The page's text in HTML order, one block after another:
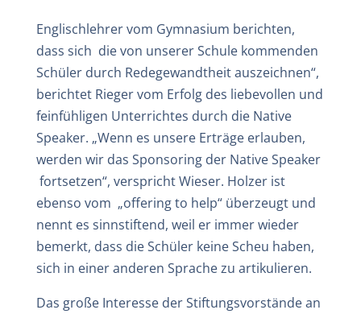
Englischlehrer vom Gymnasium berichten,
dass sich die von unserer Schule kommenden
Schüler durch Redegewandtheit auszeichnen“,
berichtet Rieger vom Erfolg des liebevollen und
feinfühligen Unterrichtes durch die Native
Speaker. „Wenn es unsere Erträge erlauben,
werden wir das Sponsoring der Native Speaker
fortsetzen“, verspricht Wieser. Holzer ist
ebenso vom „offering to help“ überzeugt und
nennt es sinnstiftend, weil er immer wieder
bemerkt, dass die Schüler keine Scheu haben,
sich in einer anderen Sprache zu artikulieren.
Das große Interesse der Stiftungsvorstände an